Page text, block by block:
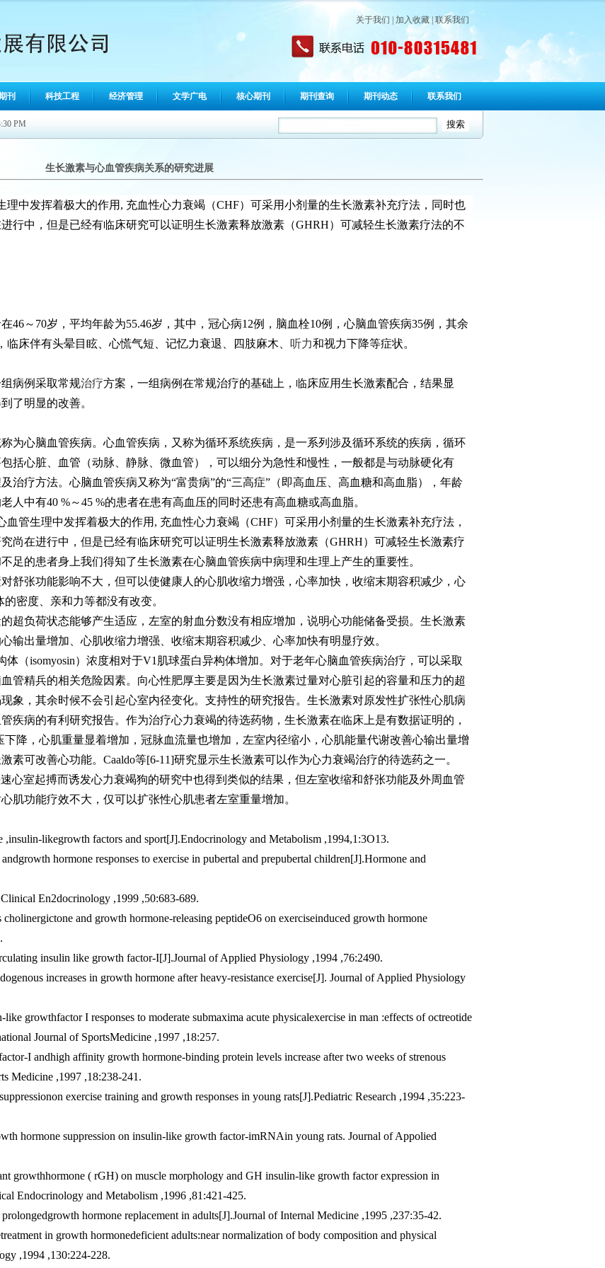
关于我们 加入收藏| 联系我们
刊 科技工程 经济管理 文学广电 核心期刊 期刊查询 期刊动态 联系我们
PM
生长激素与心血管疾病关系的研究进展
中发挥着极大的作用, 充血性心力衰竭（CHF）可采用小剂量的生长激素补充疗法，同时也
行中，但是已经有临床研究可以证明生长激素释放激素（GHRH）可减轻生长激素疗法的不
46～70岁，平均年龄为55.46岁，其中，冠心病12例，脑血栓10例，心脑血管疾病35例，其余
床伴有头晕目眩、心慌气短、记忆力衰退、四肢麻木、 听力和视力下降等症状。
病例采取常规治疗方案，一组病例在常规治疗的基础上，临床应用生长激素配合，结果显
了明显的改善。
心脑血管疾病。心血管疾病，又称为循环系统疾病，是一系列涉及循环系统的疾病，循环
括心脏、血管（动脉、静脉、微血管），可以细分为急性和慢性，一般都是与动脉硬化有
治疗方法。心脑血管疾病又称为“富贵病”的“三高症”（即高血压、高血糖和高血脂），年龄
人中有40 %～45 %的患者在患有高血压的同时还患有高血糖或高血脂。
生理中发挥着极大的作用, 充血性心力衰竭（CHF）可采用小剂量的生长激素补充疗法，
尚在进行中，但是已经有临床研究可以证明生长激素释放激素（GHRH）可减轻生长激素疗
足的患者身上我们得知了生长激素在心脑血管疾病中病理和生理上产生的重要性。
张功能影响不大，但可以使健康人的心肌收缩力增强，心率加快，收缩末期容积减少，心
密度、亲和力等都没有改变。
负荷状态能够产生适应，左室的射血分数没有相应增加，说明心功能储备受损。生长激素
输出量增加、心肌收缩力增强、收缩末期容积减少、心率加快有明显疗效。
isomyosin）浓度相对于V1肌球蛋白异构体增加。对于老年心脑血管疾病治疗，可以采取
管精兵的相关危险因素。向心性肥厚主要是因为生长激素过量对心脏引起的容量和压力的超
象，其余时候不会引起心室内径变化。 支持性的研究报告。生长激素对原发性扩张性心肌病
疾病的有利研究报告。作为治疗心力衰竭的待选药物，生长激素在临床上是有数据证明的，
降，心肌重量显着增加，冠脉血流量也增加，左室内径缩小，心肌能量代谢改善心输出量增
素可改善心功能。Caaldo等[6-11]研究显示生长激素可以作为心力衰竭治疗的待选药之一。
室起搏而诱发心力衰竭狗的研究中也得到类似的结果，但左室收缩和舒张功能及外周血管
肌功能疗效不大，仅可以扩张性心肌患者左室重量增加。
likegrowth factors and sport[J].Endocrinology and Metabolism ,1994,1:3O13.
hormone responses to exercise in pubertal and prepubertal children[J].Hormone and
En2docrinology ,1999 ,50:683-689.
and growth hormone-releasing peptideO6 on exerciseinduced growth hormone
insulin like growth factor-I[J].Journal of Applied Physiology ,1994 ,76:2490.
increases in growth hormone after heavy-resistance exercise[J]. Journal of Applied Physiology
growthfactor I responses to moderate submaxima acute physicalexercise in man :effects of octreotide
Journal of SportsMedicine ,1997 ,18:257.
I andhigh affinity growth hormone-binding protein levels increase after two weeks of strenous
Medicine ,1997 ,18:238-241.
exercise training and growth responses in young rats[J].Pediatric Research ,1994 ,35:223-
hormone suppression on insulin-like growth factor-imRNAin young rats. Journal of Appolied
growthhormone ( rGH) on muscle morphology and GH insulin-like growth factor expression in
Endocrinology and Metabolism ,1996 ,81:421-425.
hormone replacement in adults[J].Journal of Internal Medicine ,1995 ,237:35-42.
in growth hormonedeficient adults:near normalization of body composition and physical
,1994 ,130:224-228.